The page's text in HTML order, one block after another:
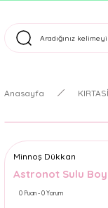
Tüm
Anasayfa
Minnoş Dükkan
Astronot Sulu
0 Puan - 0 Yorum